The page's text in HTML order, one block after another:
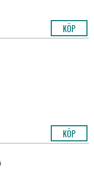
KÖP
KÖP